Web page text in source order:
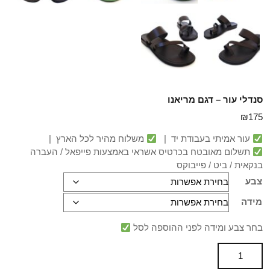
סנדלי עור – דגם מריאנו
₪175
עור אמיתי בעבודת יד |
משלוח מהיר לכל הארץ |
תשלום מאובטח בכרטיס אשראי באמצעות פייפאל / העברה
בנקאית / ביט / פייבוקס
צבע
מידה
בחר צבע ומידה לפני ההוספה לסל